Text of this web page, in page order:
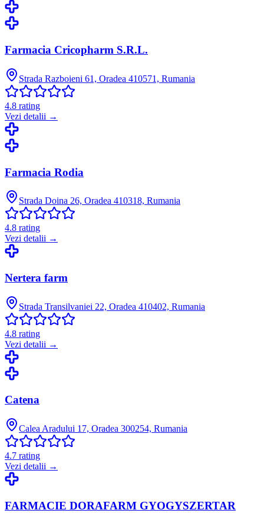
Farmacia Cricopharm S.R.L.
Strada Razboieni 61, Oradea 410571, Rumania
4.8 rating
Vezi detalii →
Farmacia Rodia
Strada Doina 26, Oradea 410318, Rumania
4.8 rating
Vezi detalii →
Nertera farm
Strada Transilvaniei 22, Oradea 410402, Rumania
4.8 rating
Vezi detalii →
Catena
Calea Aradului 17, Oradea 300254, Rumania
4.7 rating
Vezi detalii →
FARMACIE DORAFARM GYOGYSZERTAR